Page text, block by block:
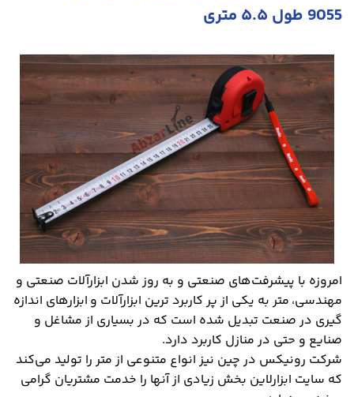
9055 طول ۵.۵ متری
امروزه با پیشرفت‌های صنعتی و به روز شدن ابزارآلات صنعتی و
مهندسی، متر به یکی از پر کاربرد ترین ابزارآلات و ابزارهای اندازه
گیری در صنعت تبدیل شده است که در بسیاری از مشاغل و
صنایع و حتی در منازل کاربرد دارد.
شرکت رونیکس در چین نیز انواع متنوعی از متر را تولید می‌کند
که سایت ابزارلاین بخش زیادی از آنها را خدمت مشتریان گرامی